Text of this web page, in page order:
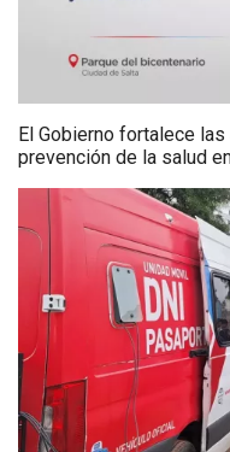
El Gobierno fortalece
prevención de la salud